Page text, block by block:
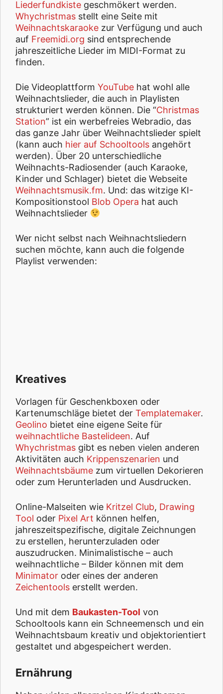
Liederfundkiste geschmökert werden.
Whychristmas stellt eine Seite mit
Weihnachtskaraoke zur Verfügung und auch
auf Freemidi.org sind entsprechende
jahreszeitliche Lieder im MIDI-Format zu
finden.
Die Videoplattform YouTube hat wohl alle
Weihnachtslieder, die auch in Playlisten
strukturiert werden können. Die “Christmas
Station” ist ein werbefreies Webradio, das
das ganze Jahr über Weihnachtslieder spielt
(kann auch hier auf Schooltools angehört
werden). Über 20 unterschiedliche
Weihnachts-Radiosender (auch Karaoke,
Kinder und Schlager) bietet die Webseite
Weihnachtsmusik.fm. Und: das witzige KI-
Kompositionstool Blob Opera hat auch
Weihnachtslieder
Wer nicht selbst nach Weihnachtsliedern
suchen möchte, kann auch die folgende
Playlist verwenden:
Kreatives
Vorlagen für Geschenkboxen oder
Kartenumschläge bietet der Templatemaker.
Geolino bietet eine eigene Seite für
weihnachtliche Bastelideen. Auf
Whychristmas gibt es neben vielen anderen
Aktivitäten auch Krippenszenarien und
Weihnachtsbäume zum virtuellen Dekorieren
oder zum Herunterladen und Ausdrucken.
Online-Malseiten wie Kritzel Club, Drawing
Tool oder Pixel Art können helfen,
jahreszeitspezifische, digitale Zeichnungen
zu erstellen, herunterzuladen oder
auszudrucken. Minimalistische – auch
weihnachtliche – Bilder können mit dem
Minimator oder eines der anderen
Zeichentools erstellt werden.
Und mit dem Baukasten-Tool von
Schooltools kann ein Schneemensch und ein
Weihnachtsbaum kreativ und objektorientiert
gestaltet und abgespeichert werden.
Ernährung